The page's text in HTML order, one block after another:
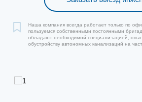
Наша компания всегда работает только по
пользуемся собственными постоянными
обладают необходимой специализацией,
обустройству автономных канализаций на